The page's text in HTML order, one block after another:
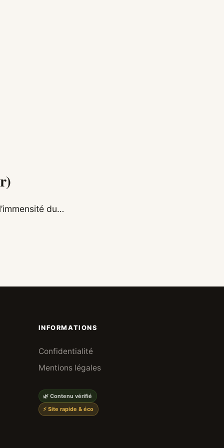
du…
INFORMATIONS
Confidentialité
Mentions légales
🌿 Contenu vérifié
⚡ Site rapide & éco